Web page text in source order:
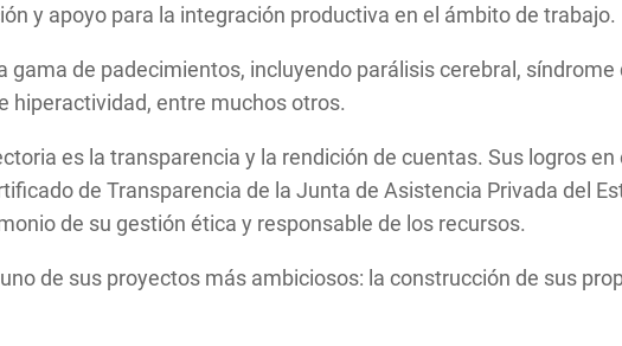
y apoyo para la integración productiva en el ámbito de trabajo.
gama de padecimientos, incluyendo parálisis cerebral,
hiperactividad, entre muchos otros.
es la transparencia y la rendición de cuentas. Sus logros
de Transparencia de la Junta de Asistencia Privada del
de su gestión ética y responsable de los recursos.
de sus proyectos más ambiciosos: la construcción de sus